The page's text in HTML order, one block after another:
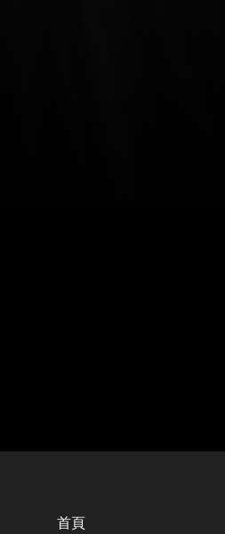
首頁